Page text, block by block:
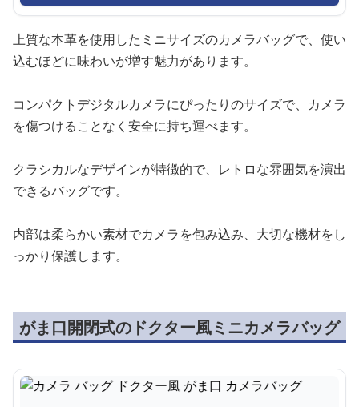
上質な本革を使用したミニサイズのカメラバッグで、使い
込むほどに味わいが増す魅力があります。
コンパクトデジタルカメラにぴったりのサイズで、カメラ
を傷つけることなく安全に持ち運べます。
クラシカルなデザインが特徴的で、レトロな雰囲気を演出
できるバッグです。
内部は柔らかい素材でカメラを包み込み、大切な機材をし
っかり保護します。
がま口開閉式のドクター風ミニカメラバッグ